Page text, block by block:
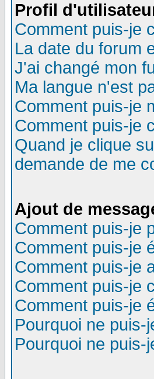
Profil
Comment puis-je
La date du forum
J'ai changé mon
Ma langue n'est
Comment puis-je
Comment puis-je
Quand je clique
demande de me
Ajout de
Comment puis-je
Comment puis-je
Comment puis-je
Comment puis-je
Comment puis-je
Pourquoi ne puis-
Pourquoi ne